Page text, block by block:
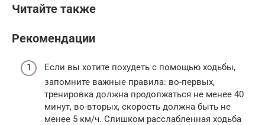
Читайте также
Рекомендации
Если вы хотите похудеть с помощью ходьбы,
запомните важные правила: во-первых,
тренировка должна продолжаться не менее 40
минут, во-вторых, скорость должна быть не
менее 5 км/ч. Слишком расслабленная ходьба